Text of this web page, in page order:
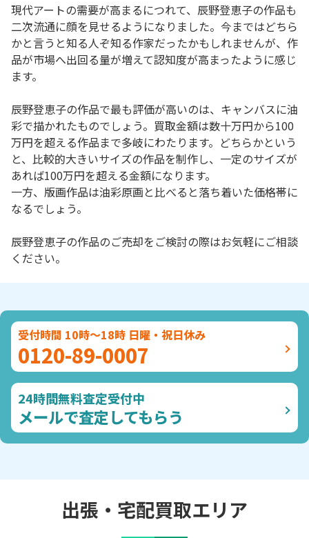
現代アートの需要が高まるにつれて、辰野登恵子の作品も
二次流通に顔を見せるようになりました。今まではどちら
かと言うと知る人ぞ知る作家だったかもしれませんが、作
品が市場へ出回る量が増えて認知度が高まったように感じ
ます。
辰野登恵子の作品で最も評価が高いのは、キャンバスに油
彩で描かれたものでしょう。買取金額は数十万円から100
万円を超える作品まで多岐にわたります。どちらかという
と、比較的大きいサイズの作品を制作し、一定のサイズが
あれば100万円を超える金額になります。
一方、版画作品は油彩原画と比べると落ち着いた価格帯に
なるでしょう。
辰野登恵子の作品のご売却をご検討の際はお気軽にご相談
ください。
受付時間 10時～18時 日曜・祝日休み
0120-89-0007
24時間無料査定受付中
メールで査定してもらう
出張・宅配買取エリア